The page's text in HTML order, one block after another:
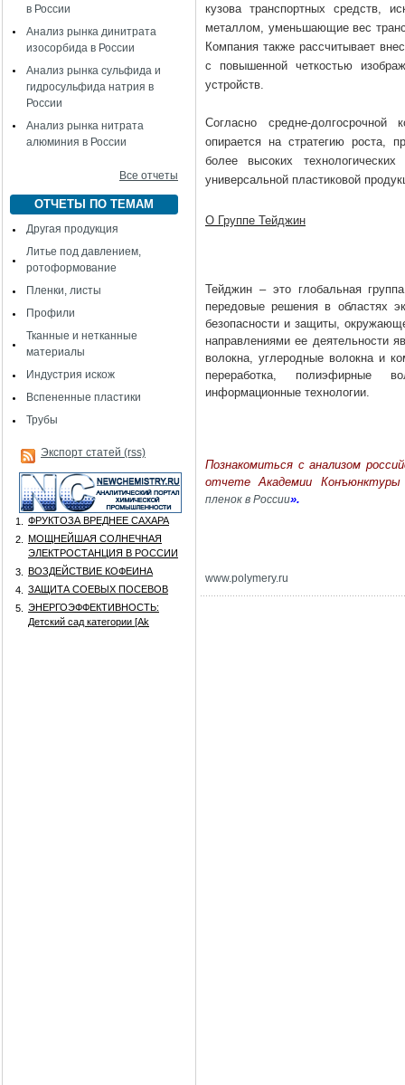
в России
Анализ рынка динитрата
изосорбида в России
Анализ рынка сульфида и
гидросульфида натрия в
России
Анализ рынка нитрата
алюминия в России
Все отчеты
ОТЧЕТЫ ПО ТЕМАМ
Другая продукция
Литье под давлением,
ротоформование
Пленки, листы
Профили
Тканные и нетканные
материалы
Индустрия искож
Вспененные пластики
Трубы
Экспорт статей (rss)
1.
ФРУКТОЗА ВРЕДНЕЕ САХАРА
2.
МОЩНЕЙШАЯ СОЛНЕЧНАЯ
ЭЛЕКТРОСТАНЦИЯ В РОССИИ
3.
ВОЗДЕЙСТВИЕ КОФЕИНА
4.
ЗАЩИТА СОЕВЫХ ПОСЕВОВ
5.
ЭНЕРГОЭФФЕКТИВНОСТЬ:
Детский сад категории [Аk
кузова транспортных средств,
металлом, уменьшающие вес
Компания также рассчитывает
с повышенной четкостью
устройств.
Согласно средне-долгосрочной
опирается на стратегию роста,
более высоких
универсальной пластиковой
О Группе Тейджин
Тейджин – это глобальная
передовые решения в областях
безопасности и защиты,
направлениями ее деятельности
волокна, углеродные волокна и
переработка, полиэфирные
информационные технологии.
Познакомиться с анализом
отчете Академии
пленок в России».
www.polymery.ru